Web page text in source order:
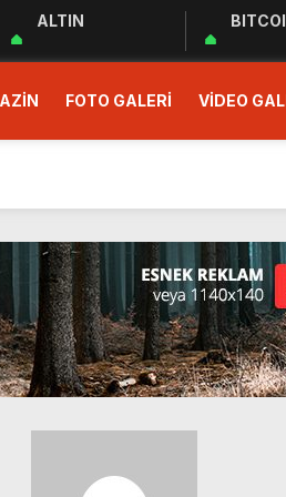
ALTIN
FOTO GALERİ VİDEO
Ziyareti